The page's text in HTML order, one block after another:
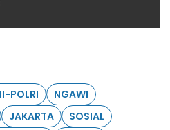
POLRI
NGAWI
JAKARTA
SOSIAL